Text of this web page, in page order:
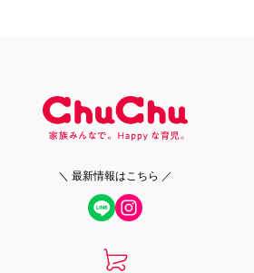
＼ 最新情報はこちら ／